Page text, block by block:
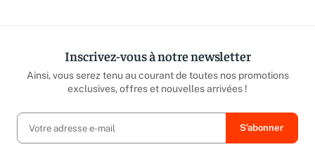
Inscrivez-vous à notre newsletter
Ainsi, vous serez tenu au courant de toutes nos promotions
exclusives, offres et nouvelles arrivées !